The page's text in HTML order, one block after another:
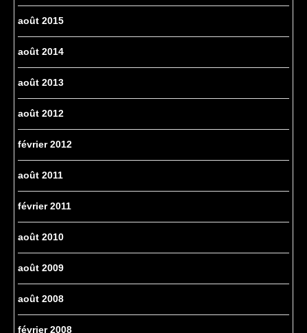
août 2015
août 2014
août 2013
août 2012
février 2012
août 2011
février 2011
août 2010
août 2009
août 2008
février 2008